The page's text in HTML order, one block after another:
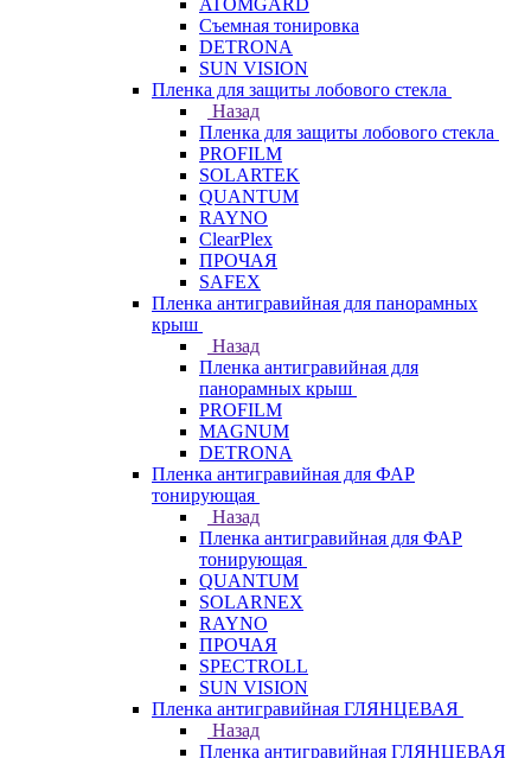
ATOMGARD
Съемная тонировка
DETRONA
SUN VISION
Пленка для защиты лобового стекла
Назад
Пленка для защиты лобового стекла
PROFILM
SOLARTEK
QUANTUM
RAYNO
ClearPlex
ПРОЧАЯ
SAFEX
Пленка антигравийная для панорамных
крыш
Назад
Пленка антигравийная для
панорамных крыш
PROFILM
MAGNUM
DETRONA
Пленка антигравийная для ФАР
тонирующая
Назад
Пленка антигравийная для ФАР
тонирующая
QUANTUM
SOLARNEX
RAYNO
ПРОЧАЯ
SPECTROLL
SUN VISION
Пленка антигравийная ГЛЯНЦЕВАЯ
Назад
Пленка антигравийная ГЛЯНЦЕВАЯ